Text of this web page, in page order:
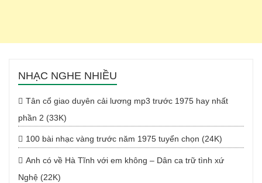
NHẠC NGHE NHIỀU
Tân cổ giao duyên cải lương mp3 trước 1975 hay nhất
phần 2 (33K)
100 bài nhạc vàng trước năm 1975 tuyển chọn (24K)
Anh có về Hà Tĩnh với em không – Dân ca trữ tình xứ
Nghệ (22K)